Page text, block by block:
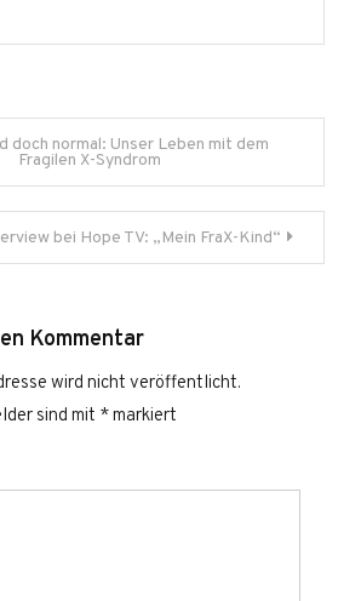
doch normal: Unser Leben mit dem
Fragilen X-Syndrom
bei Hope TV: „Mein FraX-Kind“
Kommentar
wird nicht veröffentlicht.
sind mit *markiert